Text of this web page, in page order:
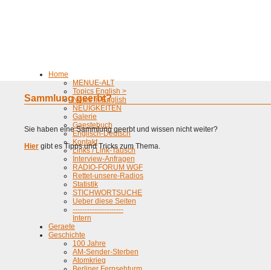
Home
MENUE-ALT
Topics English >
Notes in English
NEUIGKEITEN
Galerie
Gaestebuch
Englisch-Deutsch
Kontakt
Links / Link-Tausch
Interview-Anfragen
RADIO-FORUM WGF
Rettet-unsere-Radios
Statistik
STICHWORTSUCHE
Ueber diese Seiten
---------------------
Intern
Geraete
Geschichte
100 Jahre
AM-Sender-Sterben
Atomkrieg
Sammlung geerbt?
Sie haben eine Sammlung geerbt und wissen nicht weiter?
Hier gibt es Tipps und Tricks zum Thema.